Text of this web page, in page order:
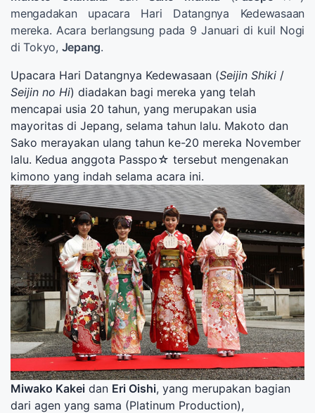
mengadakan upacara Hari Datangnya Kedewasaan
mereka. Acara berlangsung pada 9 Januari di kuil Nogi
di Tokyo, Jepang.
Upacara Hari Datangnya Kedewasaan (Seijin Shiki /
Seijin no Hi) diadakan bagi mereka yang telah
mencapai usia 20 tahun, yang merupakan usia
mayoritas di Jepang, selama tahun lalu. Makoto dan
Sako merayakan ulang tahun ke-20 mereka November
lalu. Kedua anggota Passpo☆ tersebut mengenakan
kimono yang indah selama acara ini.
Miwako Kakei dan Eri Oishi, yang merupakan bagian
dari agen yang sama (Platinum Production),